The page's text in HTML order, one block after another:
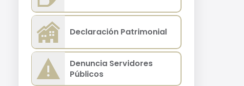
Declaración Patrimonial
Denuncia Servidores
Públicos